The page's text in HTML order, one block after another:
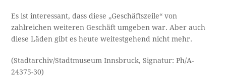
Es ist interessant, dass diese „Geschäftszeile“ von
zahlreichen weiteren Geschäft umgeben war. Aber auch
diese Läden gibt es heute weitestgehend nicht mehr.
(Stadtarchiv/Stadtmuseum Innsbruck, Signatur: Ph/A-
24375-30)